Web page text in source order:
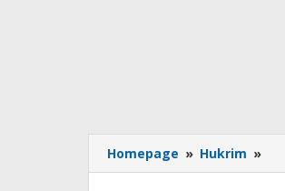
Homepage » Hukrim »